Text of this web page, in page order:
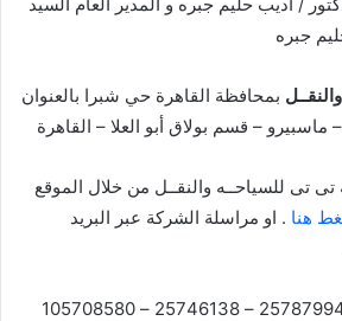
جبره
بمحافظة القاهرة حي شبرا بالعنوان
تى للسياحــه والنقــل من خلال الموقع
هنا . او مراسلة الشركة عبر البريد